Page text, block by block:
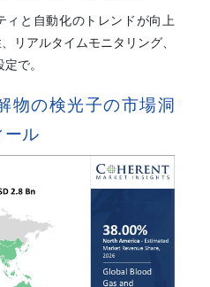
ィと自動化のトレンドが向上
リアルタイムモニタリング、
で。
物の検光子の市場洞
ール